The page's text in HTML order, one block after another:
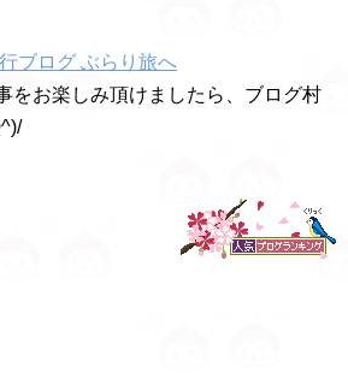
をお楽しみ頂けましたら、ブログ村